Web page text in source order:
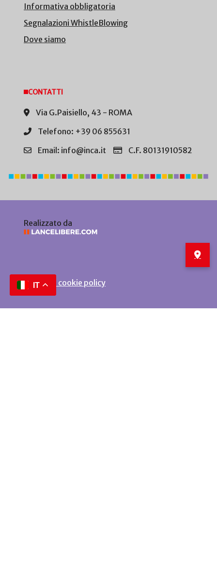
Informativa obbligatoria
Segnalazioni WhistleBlowing
Dove siamo
CONTATTI
Via G.Paisiello, 43 - ROMA
Telefono: +39 06 855631
Email: info@inca.it
C.F. 80131910582
Realizzato da
Privacy e cookie policy
IT